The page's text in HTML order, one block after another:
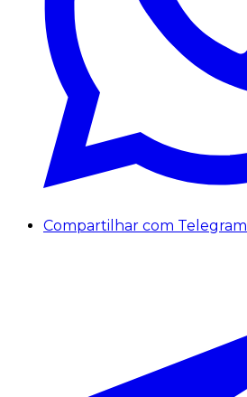
Compartilhar com Telegram